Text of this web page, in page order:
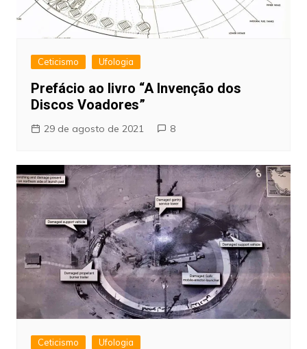
Ceticismo Ufologia
Prefácio ao livro “A Invenção dos
Discos Voadores”
29 de agosto de 2021 8
Ceticismo Ufologia